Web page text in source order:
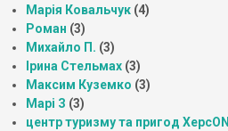
Марія Ковальчук (4)
Роман (3)
Михайло П. (3)
Ірина Стельмах (3)
Максим Куземко (3)
Марі З (3)
центр туризму та пригод ХерсON